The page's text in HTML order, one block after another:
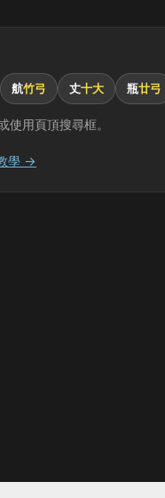
航竹弓 丈十大 瓶廿弓
用頁頂搜尋框。
學 →